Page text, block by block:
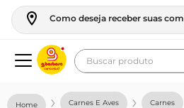
Como deseja receber suas
Buscar produto
Carnes E Aves Carnes